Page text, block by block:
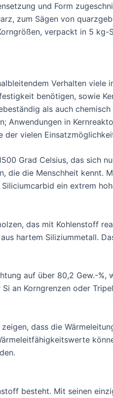
und Form
zum Sägen von
verpackt in 5 kg-
Verhalten viele
benötigen, sowie
als auch chemisch
Anwendungen in
vielen
Grad Celsius, das sich
die die Menschheit kennt.
ein extrem
das mit Kohlenstoff
hartem Siliziummetall.
auf über 80,2 Gew.-%,
an Korngrenzen oder
dass die
besteht. Mit seinen